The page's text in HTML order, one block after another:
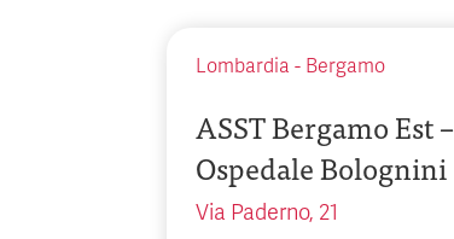
Lombardia - Bergamo
ASST Bergamo Est –
Ospedale Bolognini
Via Paderno, 21